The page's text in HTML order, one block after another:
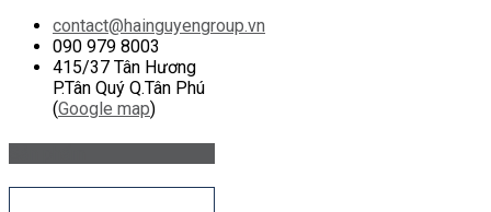
contact@hainguyengroup.vn
090 979 8003
415/37 Tân Hương
P.Tân Quý Q.Tân Phú
(Google map)